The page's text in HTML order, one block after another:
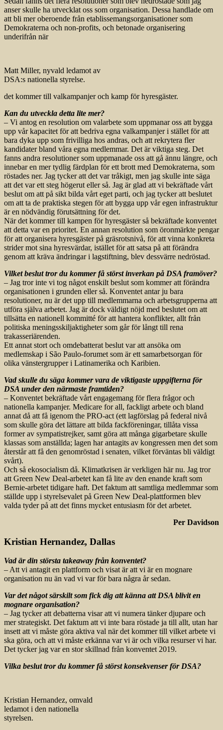
anser skulle ha utvecklat oss som organisation. Dessa handlade om
att bli mer oberoende från etablissemangsorganisationer som
Demokraterna och non-profits, och betonade organisering
underifrån när
Matt Miller, nyvald ledamot av
DSA:s nationella styrelse.
det kommer till valkampanjer och kamp för hyresgäster.
Kan du utveckla detta lite mer?
– Vi antog en resolution om valarbete som uppmanar oss att bygga
upp vår kapacitet för att bedriva egna valkampanjer i stället för att
bara dyka upp som frivilliga hos andras, och att rekrytera fler
kandidater bland våra egna medlemmar. Det är viktiga steg. Det
fanns andra resolutioner som uppmanade oss att gå ännu längre, och
innebar en mer tydlig färdplan för ett brott med Demokraterna, som
röstades ner. Jag tycker att det var tråkigt, men jag skulle inte säga
att det var ett steg högerut eller så. Jag är glad att vi bekräftade vårt
beslut om att på sikt bilda vårt eget parti, och jag tycker att beslutet
om att ta de praktiska stegen för att bygga upp vår egen infrastruktur
är en nödvändig förutsättning för det.
När det kommer till kampen för hyresgäster så bekräftade konventet
att detta var en prioritet. En annan resolution som öronmärkte pengar
för att organisera hyresgäster på gräsrotsnivå, för att vinna konkreta
strider mot sina hyresvärdar, istället för att satsa på att förändra
genom att kräva ändringar i lagstiftning, blev dessvärre nedröstad.
Vilket beslut tror du kommer få störst inverkan på DSA framöver?
– Jag tror inte vi tog något enskilt beslut som kommer att förändra
organisationen i grunden eller så. Konventet antar ju bara
resolutioner, nu är det upp till medlemmarna och arbetsgrupperna att
utföra själva arbetet. Jag är dock väldigt nöjd med beslutet om att
tillsätta en nationell kommitté för att hantera konflikter, allt från
politiska meningsskiljaktigheter som går för långt till rena
trakasseriärenden.
Ett annat stort och omdebatterat beslut var att ansöka om
medlemskap i São Paulo-forumet som är ett samarbetsorgan för
olika vänstergrupper i Latinamerika och Karibien.
Vad skulle du säga kommer vara de viktigaste uppgifterna för
DSA under den närmaste framtiden?
– Konventet bekräftade vårt engagemang för flera frågor och
nationella kampanjer. Medicare for all, fackligt arbete och bland
annat då att få igenom the PRO-act (ett lagförslag på federal nivå
som skulle göra det lättare att bilda fackföreningar, tillåta vissa
former av sympatistrejker, samt göra att många gigarbetare skulle
klassas som anställda; lagen har antagits av kongressen men det som
återstår att få den genomröstad i senaten, vilket förväntas bli väldigt
svårt).
Och så ekosocialism då. Klimatkrisen är verkligen här nu. Jag tror
att Green New Deal-arbetet kan få lite av den enande kraft som
Bernie-arbetet tidigare haft. Det faktum att samtliga medlemmar som
ställde upp i styrelsevalet på Green New Deal-plattformen blev
valda tyder på att det finns mycket entusiasm för det arbetet.
Per Davidson
Kristian Hernandez, Dallas
Vad är din största takeaway från konventet?
– Att vi antagit en plattform och visat är att vi är en mognare
organisation nu än vad vi var för bara några år sedan.
Var det något särskilt som fick dig att känna att DSA blivit en
mognare organisation?
– Jag tycker att debatterna visar att vi numera tänker djupare och
mer strategiskt. Det faktum att vi inte bara röstade ja till allt, utan har
insett att vi måste göra aktiva val när det kommer till vilket arbete vi
ska göra, och att vi måste erkänna var vi är och vilka resurser vi har.
Det tycker jag var en stor skillnad från konventet 2019.
Vilka beslut tror du kommer få störst konsekvenser för DSA?
Kristian Hernandez, omvald
ledamot i den nationella
styrelsen.